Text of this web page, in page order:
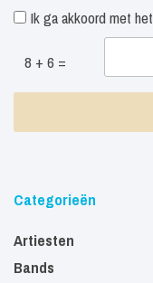
Ik ga akkoord met het
8 + 6 =
Categorieën
Artiesten
Bands